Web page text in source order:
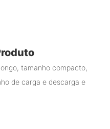
tamanho compacto,
de carga e descarga e